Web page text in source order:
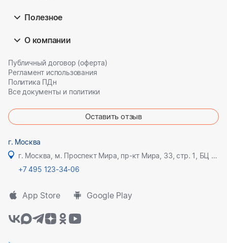
Полезное
О компании
Публичный договор (оферта)
Регламент использования
Политика ПДн
Все документы и политики
Оставить отзыв
г. Москва
г. Москва, м. Проспект Мира, пр-кт Мира, 33, стр. 1, БЦ Олимпик плаза
+7 495 123-34-06
App Store Google Play